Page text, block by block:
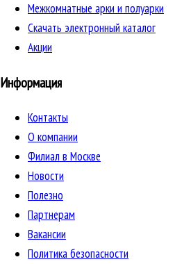
Межкомнатные арки и полуарки
Скачать электронный каталог
Акции
Информация
Контакты
О компании
Филиал в Москве
Новости
Полезно
Партнерам
Вакансии
Политика безопасности